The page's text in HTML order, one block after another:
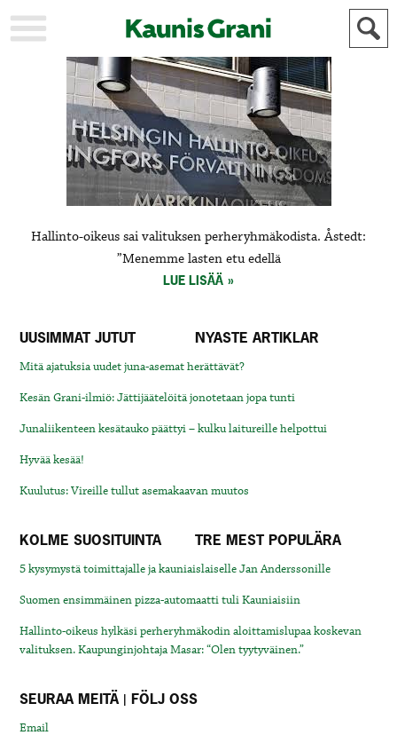
KAUPUNKI
STADEN
AJANKOHTAISTA
AKTUELLT
URHEILU
IDROTT
KULTTUURI
KULTUR
HISTORIA
HISTORIA
FÖR
ANNONSÖRER
Hallinto-oikeus sai valituksen perheryhmäkodista. Åstedt:
”Menemme lasten etu edellä
LUE LISÄÄ
UUSIMMAT JUTUT NYASTE ARTIKLAR
Mitä ajatuksia uudet juna-asemat herättävät?
Kesän Grani-ilmiö: Jättijäätelöitä jonotetaan jopa tunti
Junaliikenteen kesätauko päättyi – kulku laitureille helpottui
Hyvää kesää!
Kuulutus: Vireille tullut asemakaavan muutos
KOLME SUOSITUINTA TRE MEST POPULÄRA
5 kysymystä toimittajalle ja kauniaislaiselle Jan Anderssonille
Suomen ensimmäinen pizza-automaatti tuli Kauniaisiin
Hallinto-oikeus hylkäsi perheryhmäkodin aloittamislupaa koskevan
valituksen. Kaupunginjohtaja Masar: “Olen tyytyväinen.”
SEURAA MEITÄ | FÖLJ OSS
Email